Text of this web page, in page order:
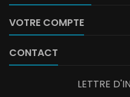
VOTRE COMPTE
CONTACT
LETTRE